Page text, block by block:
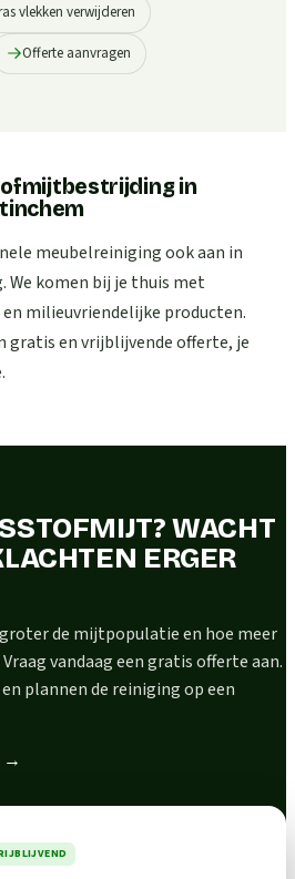
vlekken verwijderen
Offerte aanvragen
in
meubelreiniging ook aan in
We komen bij je thuis met
milieuvriendelijke producten.
gratis en vrijblijvende offerte, je
WACHT
ERGER
de mijtpopulatie en hoe meer
vandaag een gratis offerte aan.
plannen de reiniging op een
→